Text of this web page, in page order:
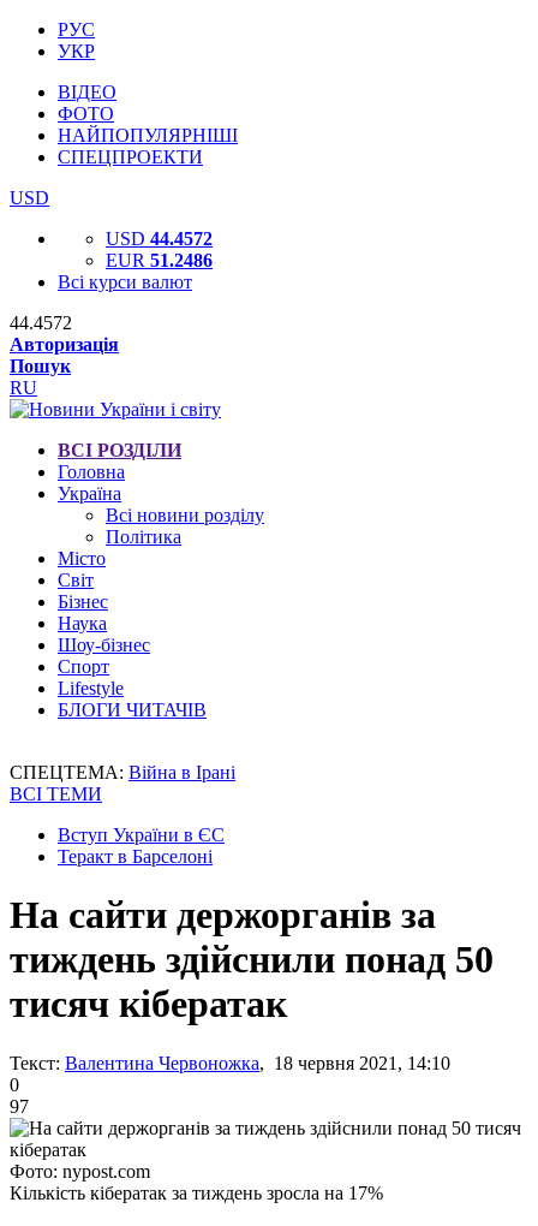
РУС
УКР
ВІДЕО
ФОТО
НАЙПОПУЛЯРНІШІ
СПЕЦПРОЕКТИ
USD
USD 44.4572
EUR 51.2486
Всі курси валют
44.4572
Авторизація
Пошук
RU
ВСІ РОЗДІЛИ
Головна
Україна
Всі новини розділу
Політика
Місто
Світ
Бізнес
Наука
Шоу-бізнес
Спорт
Lifestyle
БЛОГИ ЧИТАЧІВ
СПЕЦТЕМА: Війна в Ірані
ВСІ ТЕМИ
Вступ України в ЄС
Теракт в Барселоні
На сайти держорганів за
тиждень здійснили понад 50
тисяч кібератак
Текст: Валентина Червоножка, 18 червня 2021, 14:10
0
97
Фото: nypost.com
Кількість кібератак за тиждень зросла на 17%